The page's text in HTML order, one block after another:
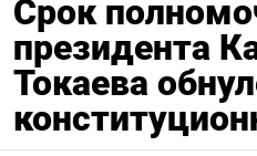
Срок
президента
Токаева